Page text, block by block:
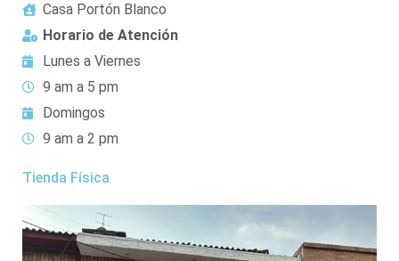
Casa Portón Blanco
Horario de Atención
Lunes a Viernes
9 am a 5 pm
Domingos
9 am a 2 pm
Tienda Física